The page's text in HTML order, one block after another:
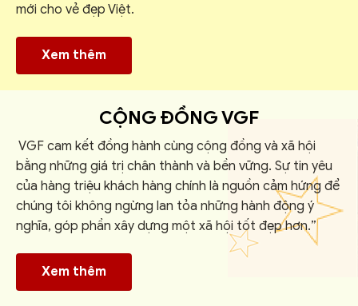
mới cho vẻ đẹp Việt.
Xem thêm
CỘNG ĐỒNG VGF
VGF cam kết đồng hành cùng cộng đồng và xã hội
bằng những giá trị chân thành và bền vững. Sự tin yêu
của hàng triệu khách hàng chính là nguồn cảm hứng để
chúng tôi không ngừng lan tỏa những hành động ý
nghĩa, góp phần xây dựng một xã hội tốt đẹp hơn.”
Xem thêm